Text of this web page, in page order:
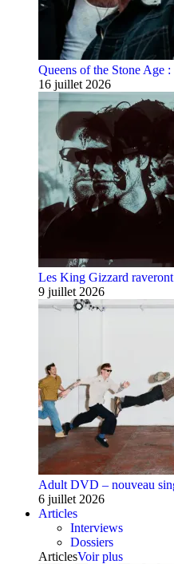
Queens of the Stone Age
16 juillet 2026
Les King Gizzard
9 juillet 2026
Adult DVD – nouveau
6 juillet 2026
Articles
Interviews
Dossiers
ArticlesVoir plus